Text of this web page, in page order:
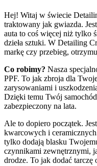
Hej! Witaj w świecie
traktowany jak gwiazda.
auta to coś więcej niż tylko
dzieła sztuki. W Detailing
markę czy przebieg,
Co robimy? Nasza
PPF. To jak zbroja dla
zarysowaniami i
Dzięki temu Twój
zabezpieczony na lata.
Ale to dopiero początek.
kwarcowych i
tylko dodają blasku
czynnikami zewnętrznymi,
drodze. To jak dodać